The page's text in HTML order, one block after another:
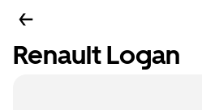
Renault Logan